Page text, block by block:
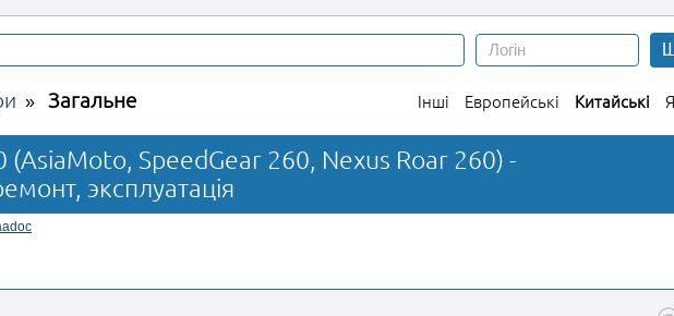
» Загальне Інші Европейські Китайські
(AsiaMoto, SpeedGear 260, Nexus Roar 260) -
эксплуатація